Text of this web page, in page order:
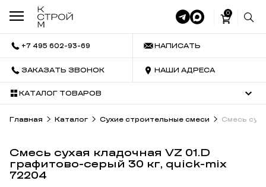
0
+7 495 602-93-69 НАПИСАТЬ
ЗАКАЗАТЬ ЗВОНОК НАШИ АДРЕСА
КАТАЛОГ ТОВАРОВ
Главная Каталог Сухие строительные смеси Смесь
Смесь cухая кладочная VZ 01.D
графитово-серый 30 кг, quick-mix
72204